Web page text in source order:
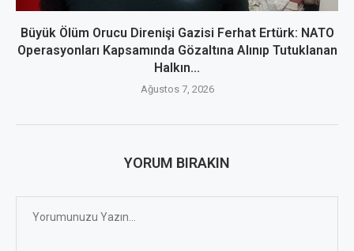
Büyük Ölüm Orucu Direnişi Gazisi Ferhat Ertürk: NATO
Operasyonları Kapsamında Gözaltına Alınıp Tutuklanan
Halkın...
Ağustos 7, 2026
YORUM BIRAKIN